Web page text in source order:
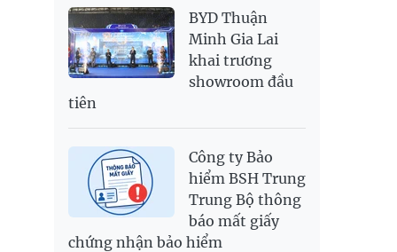
BYD Thuận
Minh Gia Lai
khai trương
showroom đầu
tiên
Công ty Bảo
hiểm BSH Trung
Trung Bộ thông
báo mất giấy
chứng nhận bảo hiểm